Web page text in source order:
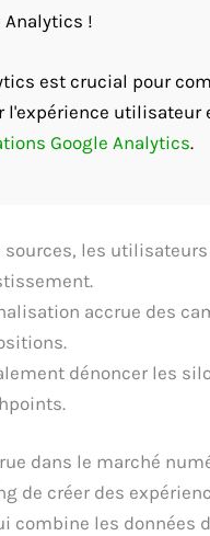
Analytics !
est crucial pour
utilisateur
Google Analytics.
les
accrue des
dénoncer les
dans le marché
de créer des
combine les données